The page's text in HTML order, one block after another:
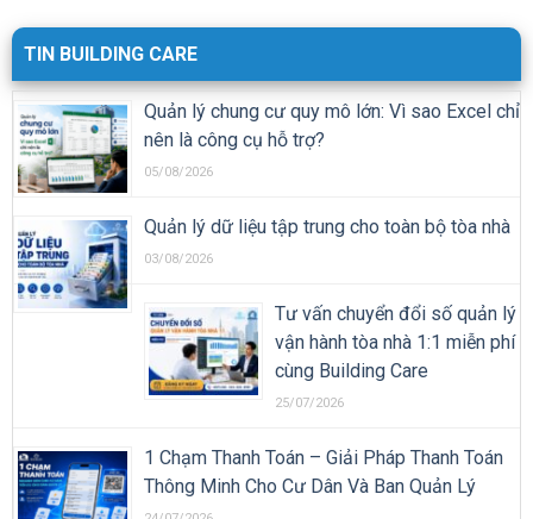
TIN BUILDING CARE
Quản lý chung cư quy mô lớn: Vì sao Excel chỉ
nên là công cụ hỗ trợ?
05/08/2026
Quản lý dữ liệu tập trung cho toàn bộ tòa nhà
03/08/2026
Tư vấn chuyển đổi số quản lý
vận hành tòa nhà 1:1 miễn phí
cùng Building Care
25/07/2026
1 Chạm Thanh Toán – Giải Pháp Thanh Toán
Thông Minh Cho Cư Dân Và Ban Quản Lý